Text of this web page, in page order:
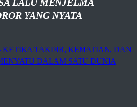
LALU MENJELMA
YANG NYATA